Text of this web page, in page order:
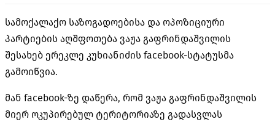
სამოქალაქო საზოგადოებისა და ოპოზიციური
პარტიების აღშფოთება ვაჟა გაფრინდაშვილის
შესახებ ერეკლე კუხიანიძის facebook-სტატუსმა
გამოიწვია.
მან facebook-ზე დაწერა, რომ ვაჟა გაფრინდაშვილის
მიერ ოკუპირებულ ტერიტორიაზე გადასვლას